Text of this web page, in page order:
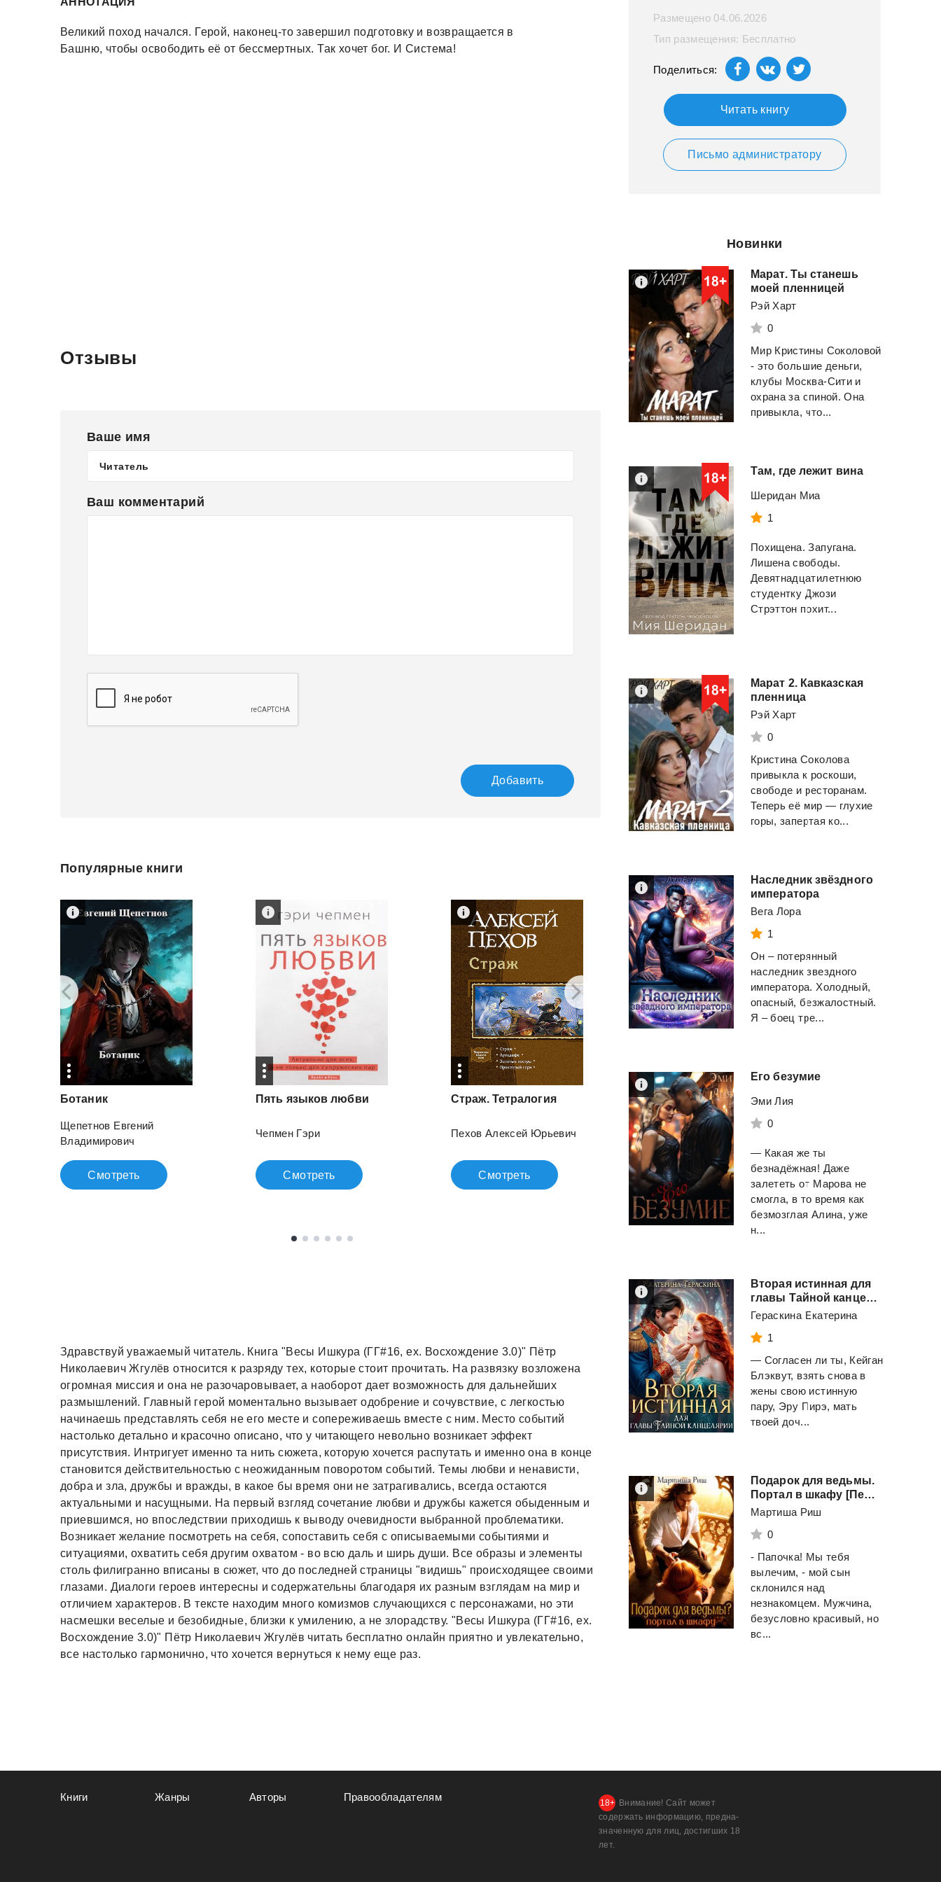
Великий поход начался. Герой, наконец-то завершил подготовку и возвращается в
Башню, чтобы освободить её от бессмертных. Так хочет бог. И Система!
Отзывы
Ваше имя
Ваш комментарий
Добавить
Популярные книги
Ботаник
Щепетнов Евгений
Владимирович
Смотреть
Пять языков любви
Чепмен Гэри
Смотреть
Страж. Тетралогия
Пехов Алексей Юрьевич
Смотреть
Агрессор
Дуглас Пенелопа
Смотреть
Здравствуй уважаемый читатель. Книга "Весы Ишкура (ГГ#16, ex. Восхождение 3.0)" Пётр
Николаевич Жгулёв относится к разряду тех, которые стоит прочитать. На развязку возложена
огромная миссия и она не разочаровывает, а наоборот дает возможность для дальнейших
размышлений. Главный герой моментально вызывает одобрение и сочувствие, с легкостью
начинаешь представлять себя не его месте и сопереживаешь вместе с ним. Место событий
настолько детально и красочно описано, что у читающего невольно возникает эффект
присутствия. Интригует именно та нить сюжета, которую хочется распутать и именно она в конце
становится действительностью с неожиданным поворотом событий. Темы любви и ненависти,
добра и зла, дружбы и вражды, в какое бы время они не затрагивались, всегда остаются
актуальными и насущными. На первый взгляд сочетание любви и дружбы кажется обыденным и
приевшимся, но впоследствии приходишь к выводу очевидности выбранной проблематики.
Возникает желание посмотреть на себя, сопоставить себя с описываемыми событиями и
ситуациями, охватить себя другим охватом - во всю даль и ширь души. Все образы и элементы
столь филигранно вписаны в сюжет, что до последней страницы "видишь" происходящее своими
глазами. Диалоги героев интересны и содержательны благодаря их разным взглядам на мир и
отличием характеров. В тексте находим много комизмов случающихся с персонажами, но эти
насмешки веселые и безобидные, близки к умилению, а не злорадству. "Весы Ишкура (ГГ#16, ex.
Восхождение 3.0)" Пётр Николаевич Жгулёв читать бесплатно онлайн приятно и увлекательно,
все настолько гармонично, что хочется вернуться к нему еще раз.
Размещено 04.06.2026
Тип размещения: Бесплатно
Поделиться:
Читать книгу
Письмо администратору
Новинки
Марат. Ты станешь
моей пленницей
Рэй Харт
0
Мир Кристины Соколовой
- это большие деньги,
клубы Москва-Сити и
охрана за спиной. Она
привыкла, что...
Там, где лежит вина
Шеридан Миа
1
Похищена. Запугана.
Лишена свободы.
Девятнадцатилетнюю
студентку Джози
Стрэттон похит...
Марат 2. Кавказская
пленница
Рэй Харт
0
Кристина Соколова
привыкла к роскоши,
свободе и ресторанам.
Теперь её мир — глухие
горы, запертая ко...
Наследник звёздного
императора
Вега Лора
1
Он – потерянный
наследник звездного
императора. Холодный,
опасный, безжалостный.
Я – боец тре...
Его безумие
Эми Лия
0
— Какая же ты
безнадёжная! Даже
залететь от Марова не
смогла, в то время как
безмозглая Алина, уже
н...
Вторая истинная для
главы Тайной канцелярии
Гераскина Екатерина
1
— Согласен ли ты, Кейган
Блэквут, взять снова в
жены свою истинную
пару, Эру Пирэ, мать
твоей доч...
Подарок для ведьмы.
Портал в шкафу [Первая книга
Мартиша Риш
0
- Папочка! Мы тебя
вылечим, - мой сын
склонился над
незнакомцем. Мужчина,
безусловно красивый, но
вс...
Книги Жанры Авторы Правообладателям
Внимание! Сайт может
содержать информацию, предна­
значенную для лиц, дости­гших 18
лет.